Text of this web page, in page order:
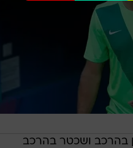
בהרכב ושכטר בהרכב